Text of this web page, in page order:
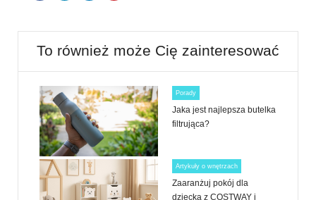
To również może Cię zainteresować
Porady
Jaka jest najlepsza butelka
filtrująca?
Artykuły o wnętrzach
Zaaranżuj pokój dla
dziecka z COSTWAY i